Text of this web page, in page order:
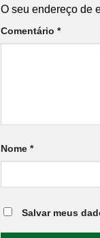
O seu endereço de
Comentário *
Nome *
Salvar meus